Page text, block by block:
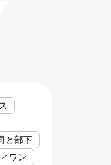
と部下
ワン